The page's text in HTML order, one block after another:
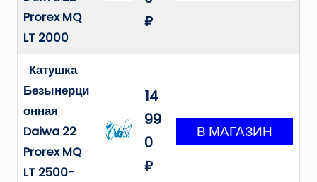
Prorex MQ
LT 2000
₽
Катушка
Безынерци
онная
Daiwa 22
Prorex MQ
LT 2500-
14
99
0
₽